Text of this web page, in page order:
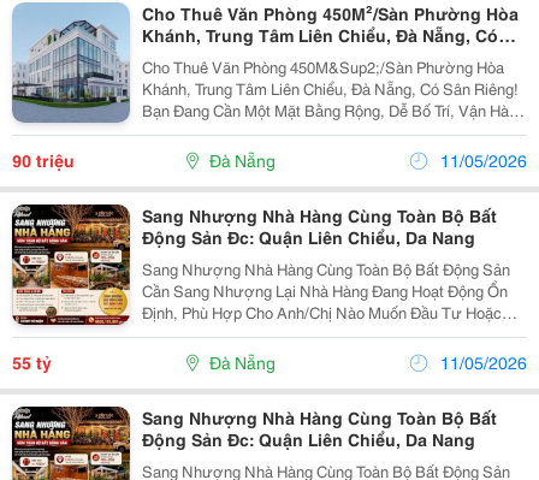
Cho Thuê Văn Phòng 450M²/Sàn Phường Hòa
Khánh, Trung Tâm Liên Chiểu, Đà Nẵng, Có
Sân Riêng!
Cho Thuê Văn Phòng 450M&Sup2;/Sàn Phường Hòa
Khánh, Trung Tâm Liên Chiểu, Đà Nẵng, Có Sân Riêng!
Bạn Đang Cần Một Mặt Bằng Rộng, Dễ Bố Trí, Vận Hành
Linh Hoạt Tại Tp Đà Nẵng? Đây Là Lựa Chọn Tốt Nhất
Trong Khu Vực:địa Chỉ: Đường Nguyễn Sinh Sắc,...
90 triệu Đà Nẵng 11/05/2026
Sang Nhượng Nhà Hàng Cùng Toàn Bộ Bất
Động Sản Đc: Quận Liên Chiểu, Da Nang
Sang Nhượng Nhà Hàng Cùng Toàn Bộ Bất Động Sản
Cần Sang Nhượng Lại Nhà Hàng Đang Hoạt Động Ổn
Định, Phù Hợp Cho Anh/Chị Nào Muốn Đầu Tư Hoặc
Tiếp Quản Làm Ngay. Hiện Quán Vẫn Đang Kinh Doanh
Bình Thường, Có Sẵn Lượng Khách Quen Lâu Năm
(Hơn 10...
55 tỷ Đà Nẵng 11/05/2026
Sang Nhượng Nhà Hàng Cùng Toàn Bộ Bất
Động Sản Đc: Quận Liên Chiểu, Da Nang
Sang Nhượng Nhà Hàng Cùng Toàn Bộ Bất Động Sản